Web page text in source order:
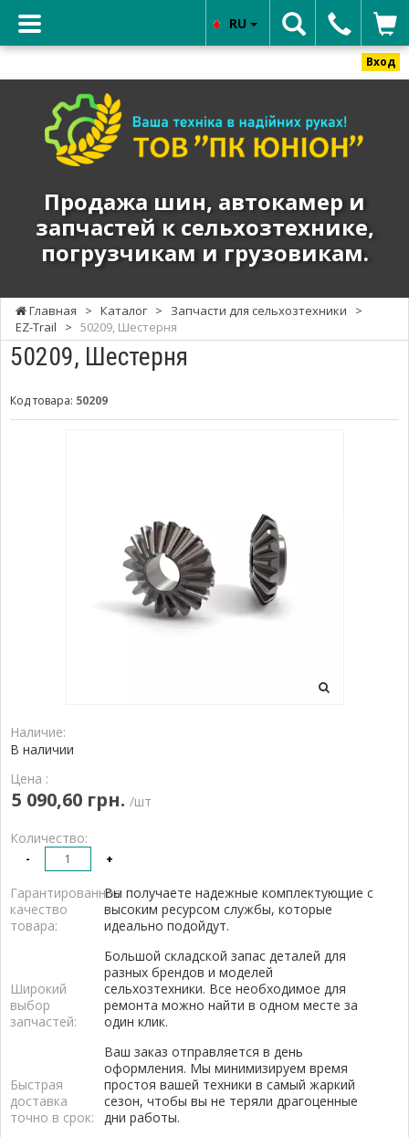
Вход
ЮНИОН"
автокамер
запчастей
к
сельхозтехнике,
погрузчикам
Продажа шин, автокамер и
запчастей к сельхозтехнике,
погрузчикам и грузовикам.
RU
Главная > Каталог > Запчасти для сельхозтехники
>
EZ-Trail
> 50209, Шестерня
50209, Шестерня
Код товара: 50209
Наличие:
В наличии
Цена :
5 090,60 грн. /шт
Количество:
- +
Гарантированное
качество
товара:
Вы получаете надежные комплектующие с
высоким ресурсом службы, которые
идеально подойдут.
Широкий
выбор
запчастей:
Большой складской запас деталей для
разных брендов и моделей
сельхозтехники. Все необходимое для
ремонта можно найти в одном месте за
один клик.
Быстрая
доставка
точно в срок:
Ваш заказ отправляется в день
оформления. Мы минимизируем время
простоя вашей техники в самый жаркий
сезон, чтобы вы не теряли драгоценные
дни работы.